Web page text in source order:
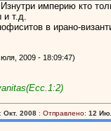
империю кто
и т.д.
в ирано-
2009 - 18:09:47)
Окт. 2008: Отправлено: 12